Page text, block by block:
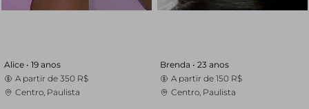
Alice • 19 anos
A partir de 350 R$
Centro, Paulista
Brenda • 23 anos
A partir de 150 R$
Centro, Paulista